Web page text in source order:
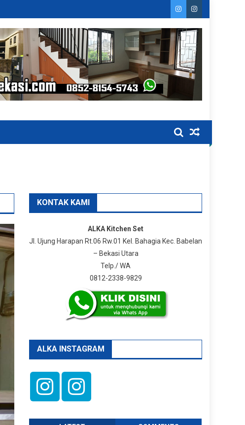
KONTAK KAMI
ALKA Kitchen Set
Jl. Ujung Harapan Rt.06 Rw.01 Kel. Bahagia Kec. Babelan
– Bekasi Utara
Telp./ WA
0812-2338-9829
ALKA INSTAGRAM